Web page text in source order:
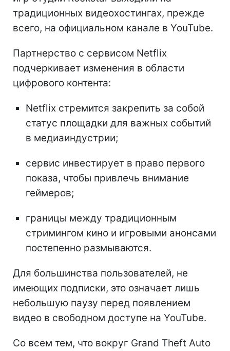
традиционных видеохостингах, прежде
всего, на официальном канале в YouTube.
Партнерство с сервисом Netflix
подчеркивает изменения в области
цифрового контента:
Netflix стремится закрепить за собой
статус площадки для важных событий
в медиаиндустрии;
сервис инвестирует в право первого
показа, чтобы привлечь внимание
геймеров;
границы между традиционным
стримингом кино и игровыми анонсами
постепенно размываются.
Для большинства пользователей, не
имеющих подписки, это означает лишь
небольшую паузу перед появлением
видео в свободном доступе на YouTube.
Со всем тем, что вокруг Grand Theft Auto